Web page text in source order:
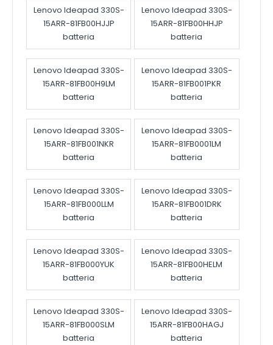
Lenovo Ideapad 330S-
15ARR-81FB00HJJP
batteria
Lenovo Ideapad 330S-
15ARR-81FB00HHJP
batteria
Lenovo Ideapad 330S-
15ARR-81FB00H9LM
batteria
Lenovo Ideapad 330S-
15ARR-81FB001PKR
batteria
Lenovo Ideapad 330S-
15ARR-81FB001NKR
batteria
Lenovo Ideapad 330S-
15ARR-81FB0001LM
batteria
Lenovo Ideapad 330S-
15ARR-81FB000LLM
batteria
Lenovo Ideapad 330S-
15ARR-81FB001DRK
batteria
Lenovo Ideapad 330S-
15ARR-81FB000YUK
batteria
Lenovo Ideapad 330S-
15ARR-81FB00HELM
batteria
Lenovo Ideapad 330S-
15ARR-81FB000SLM
batteria
Lenovo Ideapad 330S-
15ARR-81FB00HAGJ
batteria